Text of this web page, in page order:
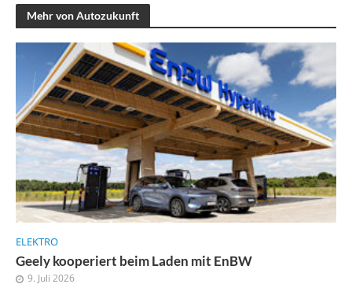
Mehr von Autozukunft
ELEKTRO
Geely kooperiert beim Laden mit EnBW
9. Juli 2026